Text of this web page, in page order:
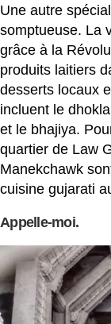
Une autre
somptueuse. La
grâce à la
produits laitiers
desserts locaux
incluent le
et le bhajiya.
quartier de Law
Manekchawk
cuisine gujarati
Appelle-moi.